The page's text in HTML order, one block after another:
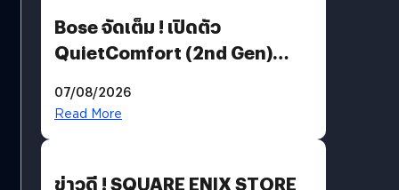
Bose จัดเต็ม ! เปิดตัว
QuietComfort (2nd Gen)
07/08/2026
Read More
ข่าวดี ! SQUARE ENIX STORE